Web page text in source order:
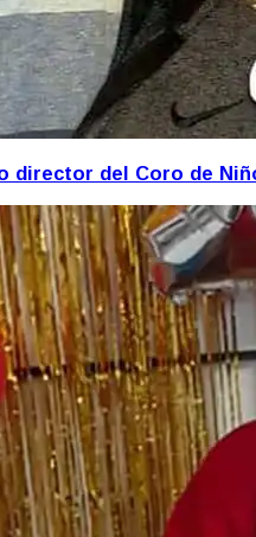
director del Coro de